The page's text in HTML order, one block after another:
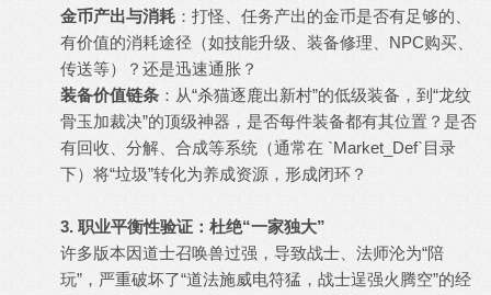
金币产出与消耗 ：打怪、任务产出的金币是否有足够的、
有价值的消耗途径（如技能升级、装备修理、NPC购买、
传送等）？还是迅速通胀？
装备价值链条 ：从“杀猫逐鹿出新村”的低级装备，到“龙纹
骨玉加裁决”的顶级神器，是否每件装备都有其位置？是否
有回收、分解、合成等系统（通常在 `Market_Def`目录
下）将“垃圾”转化为养成资源，形成闭环？
3. 职业平衡性验证：杜绝“一家独大”
许多版本因道士召唤兽过强，导致战士、法师沦为“陪
玩”，严重破坏了“道法施威电符猛，战士逞强火腾空”的经